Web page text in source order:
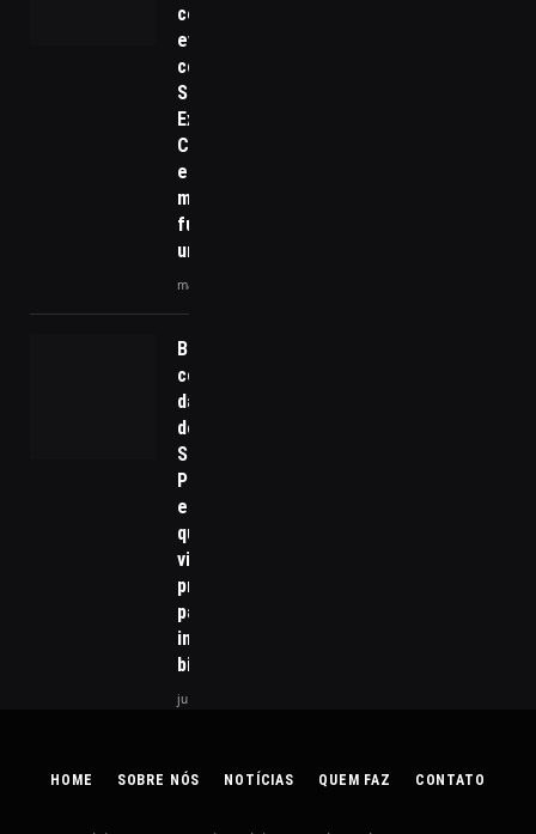
como
eventos
como o
Smart City
Expo
Curitiba
estão
moldando o
futuro
urbano
março 25, 2026
Brasil acelera
corrida pelos
data centers
de IA após AI
Summit São
Paulo;
entenda por
que o país
virou
prioridade
para
investimentos
bilionários
julho 28, 2026
HOME SOBRE NÓS NOTÍCIAS QUEM FAZ CONTATO